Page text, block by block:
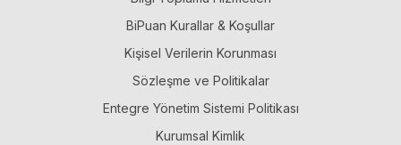
BiPuan Kurallar & Koşullar
Kişisel Verilerin Korunması
Sözleşme ve Politikalar
Entegre Yönetim Sistemi Politikası
Kurumsal Kimlik